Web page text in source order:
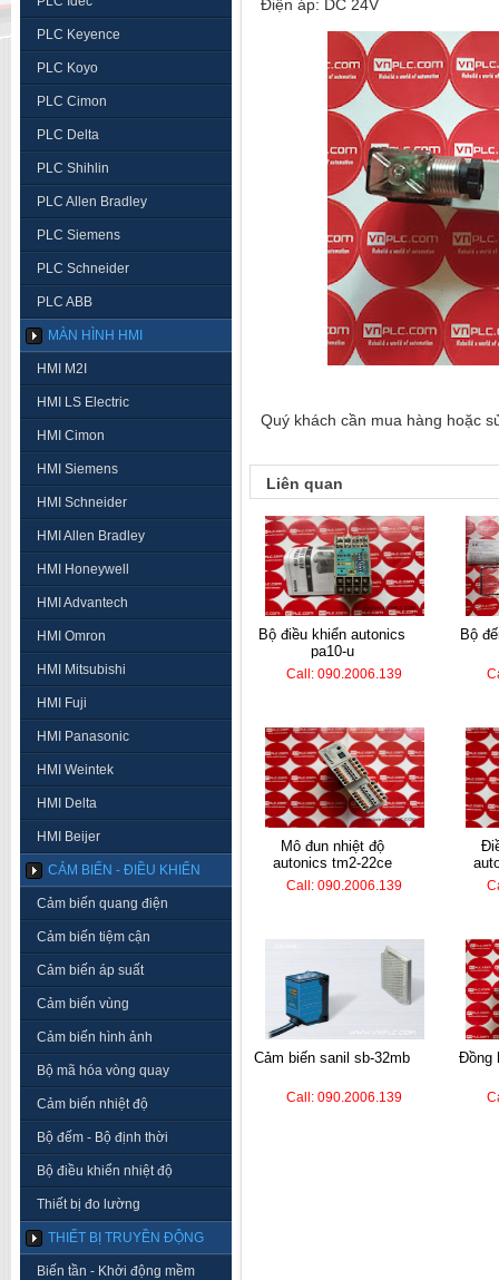
PLC Keyence
PLC Koyo
PLC Cimon
PLC Delta
PLC Shihlin
PLC Allen Bradley
PLC Siemens
PLC Schneider
PLC ABB
MÀN HÌNH HMI
HMI M2I
HMI LS Electric
HMI Cimon
HMI Siemens
HMI Schneider
HMI Allen Bradley
HMI Honeywell
HMI Advantech
HMI Omron
HMI Mitsubishi
HMI Fuji
HMI Panasonic
HMI Weintek
HMI Delta
HMI Beijer
CẢM BIẾN - ĐIỀU KHIỂN
Cảm biến quang điện
Cảm biến tiệm cận
Cảm biến áp suất
Cảm biến vùng
Cảm biến hình ảnh
Bộ mã hóa vòng quay
Cảm biến nhiệt độ
Bộ đếm - Bộ định thời
Bộ điều khiển nhiệt độ
Thiết bị đo lường
THIẾT BỊ TRUYỀN ĐỘNG
Biến tần - Khởi động mềm
Điện áp: DC 24V
Quý khách cần mua hàng hoặc
Liên quan
bộ điều khiển autonics
pa10-u
Call: 090.2006.139
bộ đếm hanyoung lc7-
mô đun nhiệt độ
autonics tm2-22ce
Call: 090.2006.139
điều khiển nhiệt
cảm biến sanil sb-32mb
Call: 090.2006.139
đồng hồ nhiệt autonics